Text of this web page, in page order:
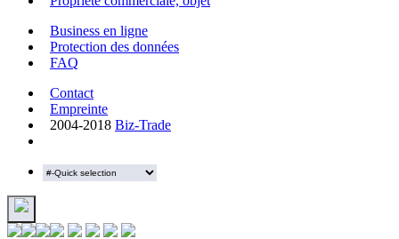
Business en ligne
Protection des données
FAQ
Contact
Empreinte
2004-2018 Biz-Trade